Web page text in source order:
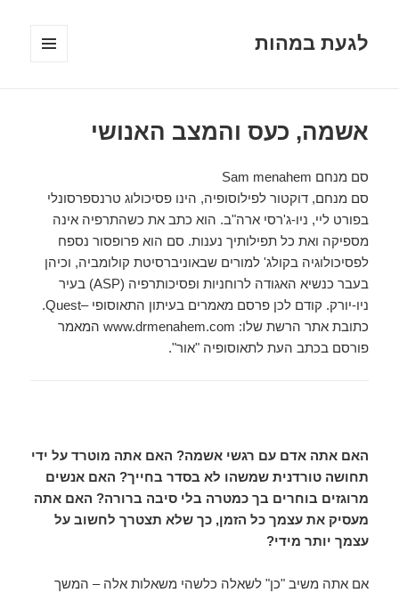
לגעת במהות
אשמה, כעס והמצב האנושי
סם מנחם Sam menahem
סם מנחם, דוקטור לפילוסופיה, הינו פסיכולוג טרנספרסונלי
בפורט ליי, ניו-ג'רסי ארה"ב. הוא כתב את כשהתרפיה אינה
מספיקה ואת כל תפילותיך נענות. סם הוא פרופסור נספח
לפסיכולוגיה בקולג' למורים שבאוניברסיטת קולומביה, וכיהן
בעבר כנשיא האגודה לרוחניות ופסיכותרפיה (ASP) בעיר
ניו-יורק. קודם לכן פרסם מאמרים בעיתון התאוסופי –Quest.
כתובת אתר הרשת שלו: www.drmenahem.com המאמר
פורסם בכתב העת לתאוסופיה "אור".
האם אתה אדם עם רגשי אשמה? האם אתה מוטרד על ידי
תחושה טורדנית שמשהו לא בסדר בחייך? האם אנשים
מרוגזים בוחרים בך כמטרה בלי סיבה ברורה? האם אתה
מעסיק את עצמך כל הזמן, כך שלא תצטרך לחשוב על
עצמך יותר מידי?
אם אתה משיב "כן" לשאלה כלשהי משאלות אלה – המשך